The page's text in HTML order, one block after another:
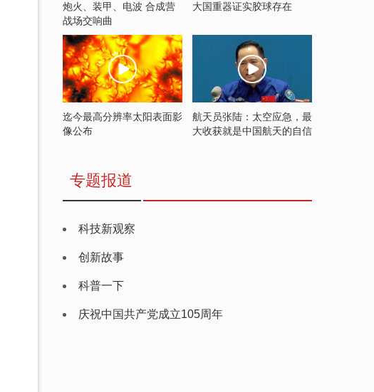
炮火、装甲、电波 合成营
战场交响曲
大国重器证实胶球存在
迄今最高分辨率太阳表面影
像公布
航天员张陆：太空应急，最
大收获就是中国航天的自信
专题报道
科技新观察
创新故事
科普一下
庆祝中国共产党成立105周年